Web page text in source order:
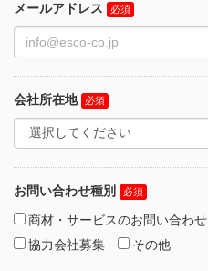
メールアドレス
会社所在地
お問い合わせ種別
商材・サービスのお問い合わせ
協力会社募集
その他